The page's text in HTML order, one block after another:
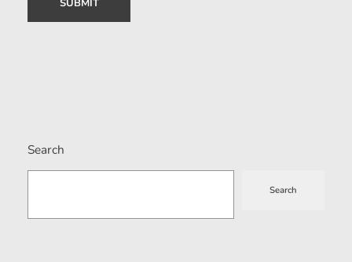
Search
Search